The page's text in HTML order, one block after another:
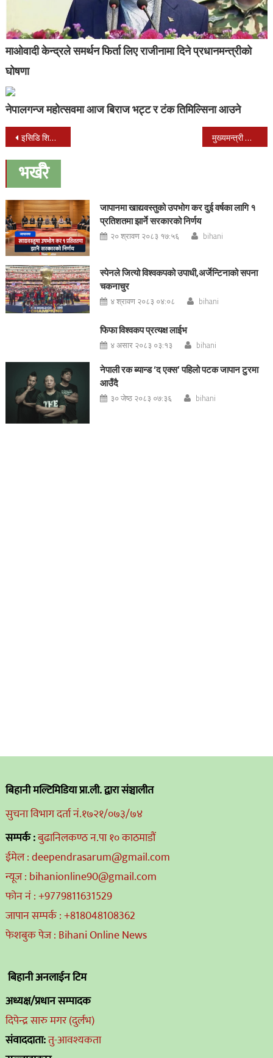
माओवादी केन्द्रले समर्थन फिर्ता लिए राजीनामा दिने प्रधानमन्त्रीको
घोषणा
नेपालगन्ज महोत्सवमा आज बिराज भट्ट र टंक तिमिल्सिना आउने
Post
navigation
इसिडि शिक्षक पनि न्याय माग्दै सिंहदरवारमा मुख्यमन्त्री लालबाबुको राजीनामा माग
भर्खरै
जापानमा खाद्यवस्तुको उपभोग कर दुई वर्षका लागि १
प्रतिशतमा झार्ने सरकारको निर्णय
२० श्रावण २०८३ १७:५६ bihani
स्पेनले जित्यो विश्वकपको उपाधी,अर्जेन्टिनाको सपना
चकनाचुर
४ श्रावण २०८३ ०४:०८ bihani
फिफा विश्वकप प्रत्यक्ष लाईभ
४ असार २०८३ ०३:१३ bihani
नेपाली रक ब्यान्ड ‘द एक्स’ पहिलो पटक जापान टुरमा
आउँदै
३० जेष्ठ २०८३ ०७:३६ bihani
बिहानी मल्टिमिडिया प्रा.ली. द्वारा संञ्चालीत
सुचना विभाग दर्ता नं.१७२१/०७३/७४
सम्पर्क :बुढानिलकण्ठ न.पा १० काठमाडौं
ईमेल : deependrasarum@gmail.com
न्यूज : bihanionline90@gmail.com
फोन नं : +9779811631529
जापान सम्पर्क : +818048108362
फेशबुक पेज : Bihani Online News
बिहानी अनलाईन टिम
अध्यक्ष/प्रधान सम्पादक
दिपेन्द्र सारु मगर (दुर्लभ)
संवाददाता:तु-आवश्यकता